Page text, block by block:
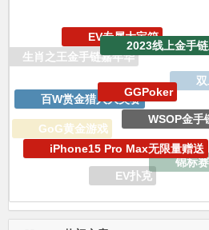
2023线上金手链
GoG黄金游戏
百W赏金猎人大奖赛
GGPoker
WSOP金手
锦标赛
EV扑克
iPhone15 Pro Max无限量赠送